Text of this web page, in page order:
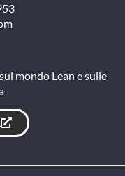
mondo Lean e sulle